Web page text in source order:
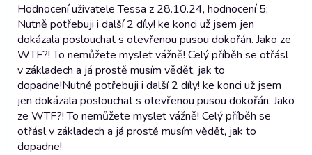
Hodnocení uživatele Tessa z 28.10.24, hodnocení 5;
Nutně potřebuji i další 2 díly! ke konci už jsem jen
dokázala poslouchat s otevřenou pusou dokořán. Jako ze
WTF?! To nemůžete myslet vážně! Celý příběh se otřásl
v základech a já prostě musím vědět, jak to
dopadne!Nutně potřebuji i další 2 díly! ke konci už jsem
jen dokázala poslouchat s otevřenou pusou dokořán. Jako
ze WTF?! To nemůžete myslet vážně! Celý příběh se
otřásl v základech a já prostě musím vědět, jak to
dopadne!